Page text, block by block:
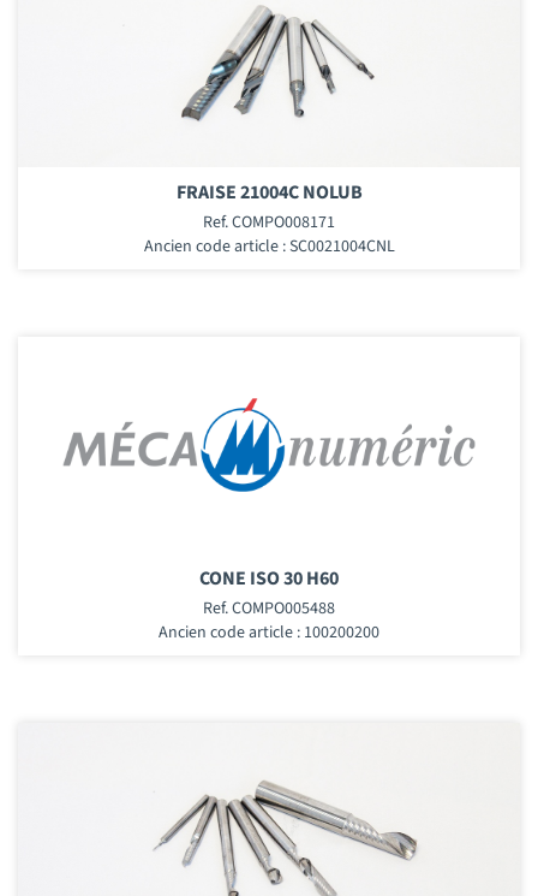
FRAISE 21004C NOLUB
Ref. COMPO008171
Ancien code article : SC0021004CNL
CONE ISO 30 H60
Ref. COMPO005488
Ancien code article : 100200200